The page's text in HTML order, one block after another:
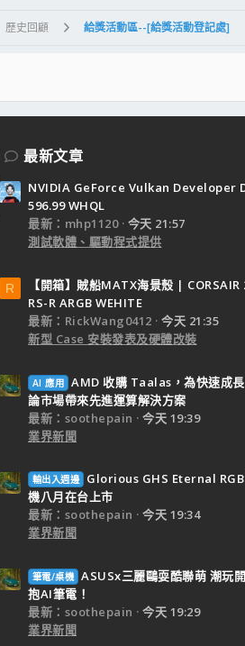
歷史回顧 給獎活動區--[給獎活動登記處]
最新文章
NVIDIA GeForce Vulkan Developer
596.99 WHQL
最新：mhp1120
今天 21:57
測試軟體、驅動程式提供
R
【開箱】賊船MATX海景殼 | CORSAIR
RS-R ARGB WEHITE
最新：RickWang0412
今天 21:35
新型 Case 安裝發表及硬體改裝
AI 應用 AMD 收購 Taalas，為快速成
論市場帶來先進運算解決方案
最新：soothepain
今天 19:39
業界新聞
輸出入週邊
Glorious GHS Eternal
機八月在台上市
最新：soothepain
今天 19:34
業界新聞
筆電/桌機 ASUSx三麗鷗耍酷聯萌 潮玩
抱AI筆電！
最新：soothepain
今天 19:29
業界新聞